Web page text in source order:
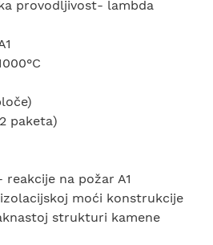
provodljivost- lambda
paketa)
na požar A1
moći konstrukcije
strukturi kamene